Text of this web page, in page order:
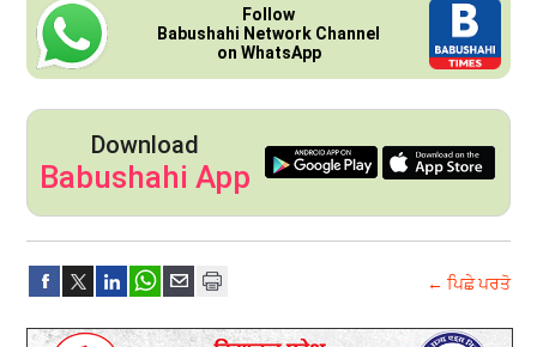
Follow
Babushahi Network Channel
on WhatsApp
Download
Babushahi App
← ਪਿਛੇ ਪਰਤੋ